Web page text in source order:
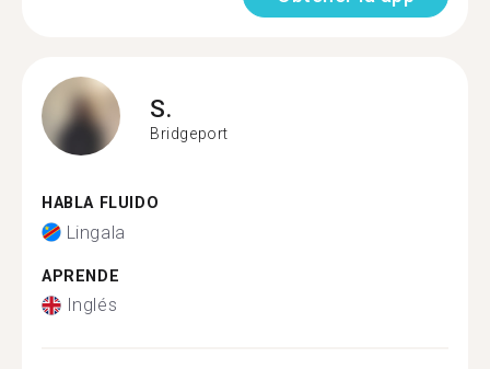
S.
Bridgeport
HABLA FLUIDO
Lingala
APRENDE
Inglés